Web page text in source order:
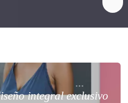
integral exclusivo